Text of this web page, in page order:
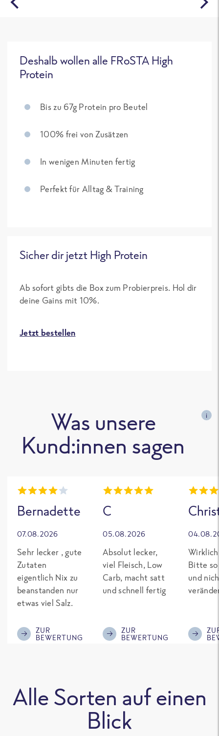
Deshalb wollen alle FRoSTA High
Protein
Bis zu 67g Protein pro Beutel
100% frei von Zusätzen
In wenigen Minuten fertig
Perfekt für Alltag & Training
Sicher dir jetzt High Protein
Ab sofort gibts die Box zum Probierpreis. Hol dir
deine Gains mit 10%.
Jetzt bestellen
Was unsere
Kund:innen sagen
i
Bernadette
07.08.2026
Sehr lecker , gute
Zutaten
eigentlich Nix zu
beanstanden nur
etwas viel Salz.
ZUR
BEWERTUNG
C
05.08.2026
Absolut lecker,
viel Fleisch, Low
Carb, macht satt
und schnell fertig
ZUR
BEWERTUNG
Bitte so
und
Alle Sorten auf einen
Blick